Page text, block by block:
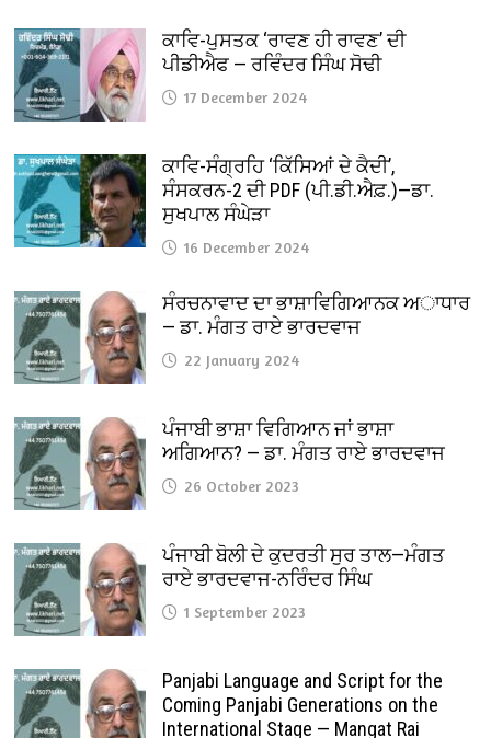
ਕਾਵਿ-ਪੁਸਤਕ ‘ਰਾਵਣ ਹੀ ਰਾਵਣ’ ਦੀ
ਪੀਡੀਐਫ — ਰਵਿੰਦਰ ਸਿੰਘ ਸੋਢੀ
17 December 2024
ਕਾਵਿ-ਸੰਗ੍ਰਹਿ ‘ਕਿੱਸਿਆਂ ਦੇ ਕੈਦੀ’,
ਸੰਸਕਰਨ-2 ਦੀ PDF (ਪੀ.ਡੀ.ਐਫ਼.)—ਡਾ.
ਸੁਖਪਾਲ ਸੰਘੇੜਾ
16 December 2024
ਸੰਰਚਨਾਵਾਦ ਦਾ ਭਾਸ਼ਾਵਿਗਿਆਨਕ ਅਾਧਾਰ
— ਡਾ. ਮੰਗਤ ਰਾਏ ਭਾਰਦਵਾਜ
22 January 2024
ਪੰਜਾਬੀ ਭਾਸ਼ਾ ਵਿਗਿਆਨ ਜਾਂ ਭਾਸ਼ਾ
ਅਗਿਆਨ? — ਡਾ. ਮੰਗਤ ਰਾਏ ਭਾਰਦਵਾਜ
26 October 2023
ਪੰਜਾਬੀ ਬੋਲੀ ਦੇ ਕੁਦਰਤੀ ਸੁਰ ਤਾਲ—ਮੰਗਤ
ਰਾਏ ਭਾਰਦਵਾਜ-ਨਰਿੰਦਰ ਸਿੰਘ
1 September 2023
Panjabi Language and Script for the
Coming Panjabi Generations on the
International Stage — Mangat Rai